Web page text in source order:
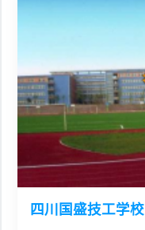
四川国盛技工学校